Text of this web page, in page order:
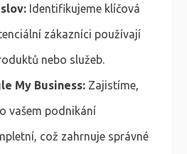
Identifikujeme klíčová
zákazníci používají
nebo služeb.
My Business:Zajistíme,
vašem podnikání
což zahrnuje správné